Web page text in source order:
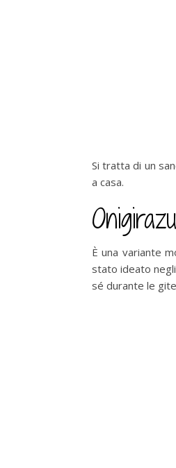
Si tratta di un
a casa.
È una variante
stato ideato
sé durante le